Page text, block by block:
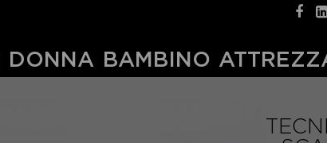
DONNA BAMBINO